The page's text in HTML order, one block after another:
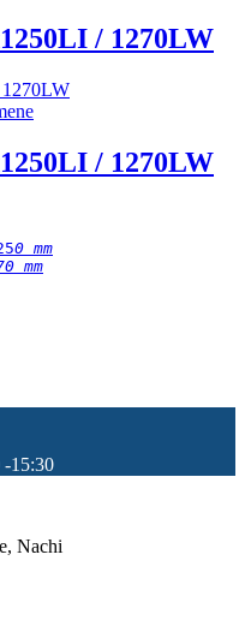
/ 1270LW
/ 1270LW
0 mm
mm
-15:30